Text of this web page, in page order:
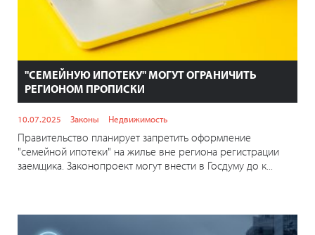
"СЕМЕЙНУЮ ИПОТЕКУ" МОГУТ ОГРАНИЧИТЬ
РЕГИОНОМ ПРОПИСКИ
10.07.2025 Законы Недвижимость
Правительство планирует запретить оформление
"семейной ипотеки" на жилье вне региона регистрации
заемщика. Законопроект могут внести в Госдуму до к...